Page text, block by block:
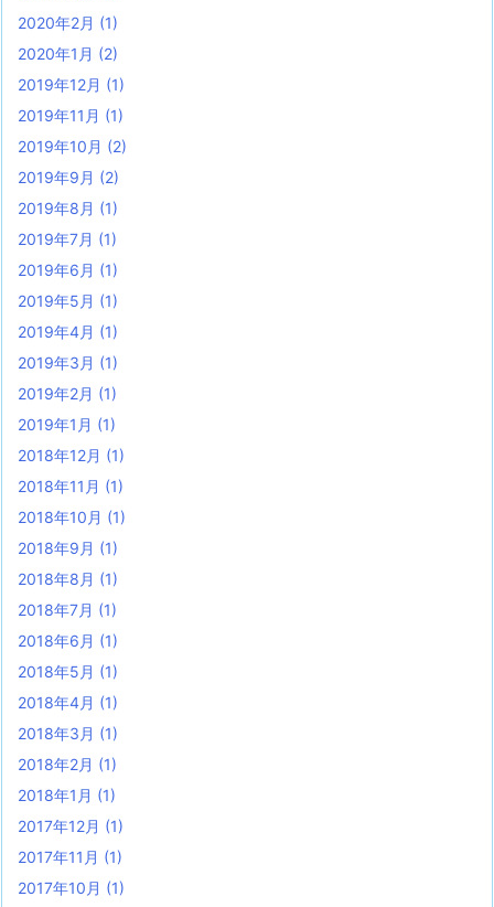
2020年2月 (1)
2020年1月 (2)
2019年12月 (1)
2019年11月 (1)
2019年10月 (2)
2019年9月 (2)
2019年8月 (1)
2019年7月 (1)
2019年6月 (1)
2019年5月 (1)
2019年4月 (1)
2019年3月 (1)
2019年2月 (1)
2019年1月 (1)
2018年12月 (1)
2018年11月 (1)
2018年10月 (1)
2018年9月 (1)
2018年8月 (1)
2018年7月 (1)
2018年6月 (1)
2018年5月 (1)
2018年4月 (1)
2018年3月 (1)
2018年2月 (1)
2018年1月 (1)
2017年12月 (1)
2017年11月 (1)
2017年10月 (1)